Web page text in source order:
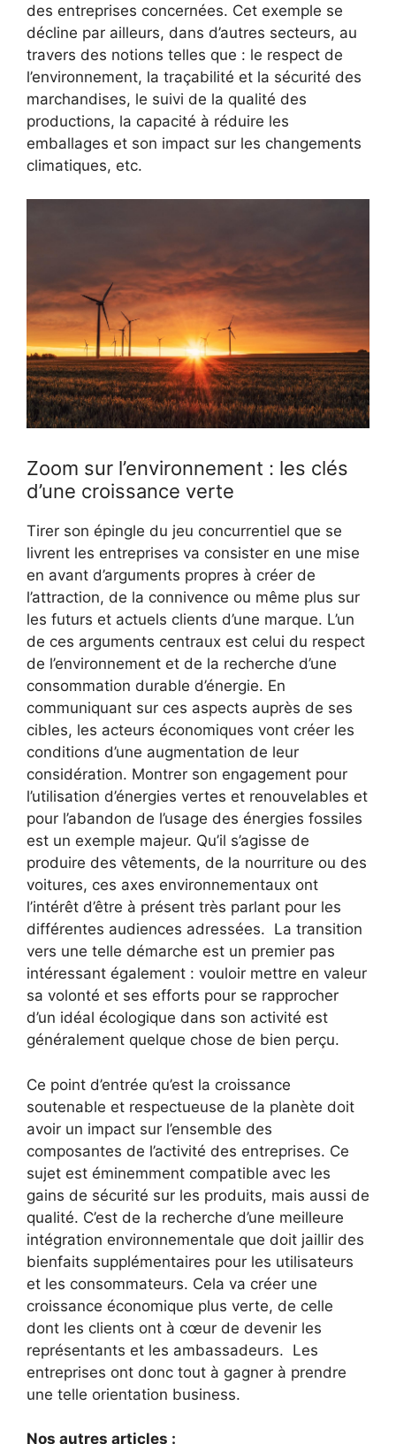
des entreprises concernées. Cet exemple se
décline par ailleurs, dans d’autres secteurs, au
travers des notions telles que : le respect de
l’environnement, la traçabilité et la sécurité des
marchandises, le suivi de la qualité des
productions, la capacité à réduire les
emballages et son impact sur les changements
climatiques, etc.
Zoom sur l’environnement : les clés
d’une croissance verte
Tirer son épingle du jeu concurrentiel que se
livrent les entreprises va consister en une mise
en avant d’arguments propres à créer de
l’attraction, de la connivence ou même plus sur
les futurs et actuels clients d’une marque. L’un
de ces arguments centraux est celui du respect
de l’environnement et de la recherche d’une
consommation durable d’énergie. En
communiquant sur ces aspects auprès de ses
cibles, les acteurs économiques vont créer les
conditions d’une augmentation de leur
considération. Montrer son engagement pour
l’utilisation d’énergies vertes et renouvelables et
pour l’abandon de l’usage des énergies fossiles
est un exemple majeur. Qu’il s’agisse de
produire des vêtements, de la nourriture ou des
voitures, ces axes environnementaux ont
l’intérêt d’être à présent très parlant pour les
différentes audiences adressées. La transition
vers une telle démarche est un premier pas
intéressant également : vouloir mettre en valeur
sa volonté et ses efforts pour se rapprocher
d’un idéal écologique dans son activité est
généralement quelque chose de bien perçu.
Ce point d’entrée qu’est la croissance
soutenable et respectueuse de la planète doit
avoir un impact sur l’ensemble des
composantes de l’activité des entreprises. Ce
sujet est éminemment compatible avec les
gains de sécurité sur les produits, mais aussi de
qualité. C’est de la recherche d’une meilleure
intégration environnementale que doit jaillir des
bienfaits supplémentaires pour les utilisateurs
et les consommateurs. Cela va créer une
croissance économique plus verte, de celle
dont les clients ont à cœur de devenir les
représentants et les ambassadeurs. Les
entreprises ont donc tout à gagner à prendre
une telle orientation business.
Nos autres articles :